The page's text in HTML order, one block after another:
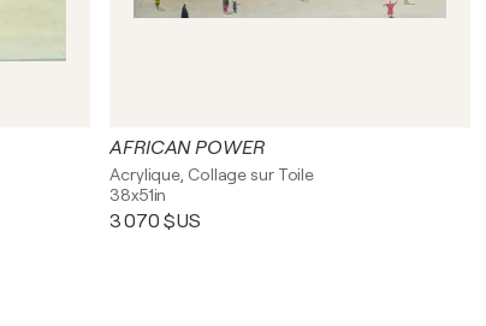
AFRICAN POWER
Acrylique, Collage sur Toile
38x51in
3 070 $US